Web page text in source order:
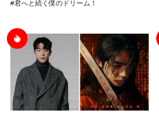
君へと続く僕のドリーム！